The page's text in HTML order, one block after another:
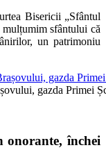
Bisericii „Sfântul
sfântului că
un patrimoniu
gazda Primei
închei